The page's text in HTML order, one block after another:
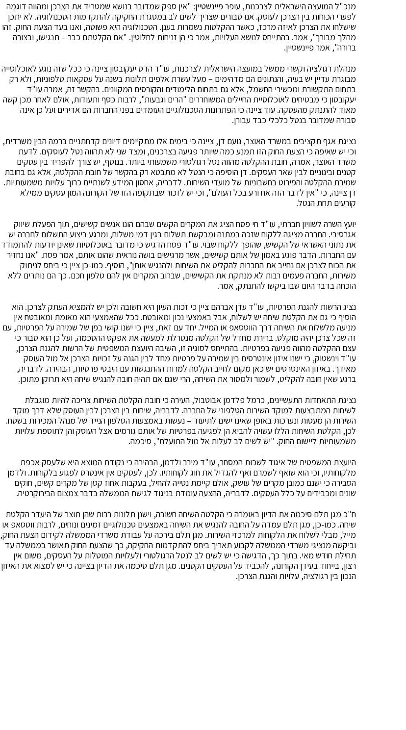
מנכ"ל המועצה הישראלית לצרכנות, עופר פיינשטיין: "אין ספק שמדובר בנושא שמטריד את הצרכן ומהווה דוגמה
לפערי הכוחות בין הצרכן לעוסק. אנו סבורים שצריך לשים לב במסגרת החקיקה להתקדמות הטכנולוגיה. לא יתכן
שישלחו את הצרכן לאיזה מרכז, כאשר ההקלטות נשמרות בענן. הטכנולוגיה היא פשוטה, ואנו בעד הצעת החוק. זהו
מהלך מבורך", אמר. בהתייחס לנושא העלויות, אמר כי הן זניחות לחלוטין. "אם הקלטתם כבר – תנגישו, ובצורה
ברורה", אמר פיינשטיין.
מנהלת רגולציה וקשרי ממשל במועצה הישראלית לצרכנות, עו"ד הדס יעקובסון ציינה כי ככל שזה נוגע לאוכלוסייה
מבוגרת עדיין יש בעיה, והנתונים הם מדהימים – מעל עשרת אלפים תלונות בשנה על עסקאות טלפוניות, ולא רק
בתחום התקשורת ומכשירי החשמל, אלא גם בתחום הלימודים והקורסים המקוונים. בהקשר זה, אמרה עו"ד
יעקובסון כי מבטיחים לאוכלוסיית החיילים המשוחררים "הרים וגבעות", לרבות כסף ותעודות, אולם לאחר מכן קשה
מאוד להתנתק מהעסקה. עוד ציינה כי הפתרונות הטכנולוגיים העומדים בפני החברות הם אדירים ועל כן אינה
סבורה שמדובר בנטל כלכלי כבד עבורן.
נציגת אגף תקציבים במשרד האוצר, נועם דן, ציינה כי בימים אלו מתקיימים דיונים קדחתניים ברמה הבין משרדית,
וכי יש שאיפה כי הצעת החוק הזו תמנע כמה שיותר פגיעה בצרכנים, ומצד שני לא תהווה נטל לעוסקים. לדעת
משרד האוצר, אמרה, חובת ההקלטה מהווה נטל רגולטורי משמעותי ביותר. בנוסף, יש צורך להפריד בין עסקים
קטנים ובינוניים לבין שאר העסקים. דן הוסיפה כי הנטל לא מתבטא רק בהקשר של חובת ההקלטה, אלא גם בחובת
שמירת ההקלטה והפירוט בחשבוניות של מועדי השיחות. לדבריה, אחסון המידע לשנתיים כרוך עלויות משמעותיות.
דן ציינה, כי "אין לדבר הזה אח ורע בכל העולם", וכי יש לזכור שבתקופה הזו של הקורונה המון עסקים ממילא
קורעים תחת הנטל.
יועץ השרה לשוויון חברתי, עו"ד חי פסח הציג את המקרים הקשים שבהם הונו אנשים קשישים, תוך הפעלת שיווק
אגרסיבי. החברה מציגה ללקוח שזכה במתנה ומבקשת תשלום בגין דמי משלוח, ומרגע ביצוע התשלום לחברה יש
את נתוני האשראי של הקשיש, שהופך ללקוח שבוי. עו"ד פסח הדגיש כי מדובר באוכלוסיות שאינן יודעות להתמודד
עם החברות. הדבר פוגע באמון של אותם קשישים, אשר מרגישים בושה נוראית שהונו אותם, אמר פסח. "אנו נחזיר
את הכוח לצרכן אם נחייב את החברות להקליט את השיחות ולהנגיש אותן", הוסיף. כמו-כן ציין כי ביחס לניתוק
משירות, החברה פעמים רבות לא מנתקת את הקשישים, שברוב המקרים אין להם טלפון חכם. כך הם נותרים ללא
הוכחה בדבר היום שבו ביקשו להתנתק, אמר.
נציג הרשות להגנת הפרטיות, עו"ד עדן אברהם ציין כי זכות העיון היא חשובה ולכן יש להמציא העתק לצרכן. הוא
הוסיף כי גם את הקלטת שיחה יש לשלוח, אבל באמצעי נכון ומאובטח. ככל שהאמצעי הוא מאומת ומאובטח אין
מניעה מלשלוח את השיחה דרך הווטסאפ או המייל. יחד עם זאת, ציין כי ישנו קושי בפן של שמירה על הפרטיות, עם
זה שכל צרכן יהיה מוקלט. ברירת מחדל של הקלטה מנטרלת למעשה את אפקט ההסכמה, ועל כן הוא סבור כי
עצם ההקלטה מהווה פגיעה בפרטיות. בהתייחס לסוגיה זו, השיבה היועצת המשפטית של הרשות להגנת הצרכן,
עו"ד וינשטוק, כי ישנו איזון אינטרסים בין שמירה על פרטיות מחד לבין הגנה על זכויות הצרכן אל מול העוסק
מאידך. באיזון האינטרסים יש כאן מקום לחייב הקלטה למרות ההתנגשות עם היבטי פרטיות, הבהירה. לדבריה,
ברגע שאין חובה להקליט, לשמור ולמסור את השיחה, הרי שגם אם תהיה חובה להנגיש שיחה היא תרוקן מתוכן.
נציגת התאחדות התעשיינים, כרמל פלדמן אבוטבול, העירה כי חובת הקלטת השיחות צריכה להיות מוגבלת
לשיחות המתבצעות למוקד השירות הטלפוני של החברה. לדבריה, שיחות בין הצרכן לבין העוסק שלא דרך מוקד
השירות הן מעטות ונערכות באופן שאינו ישים לתיעוד – נעשות באמצעות הטלפון הנייד של מנהל המכירות בשטח.
לכן, הקלטת השיחות הללו עשויה להביא הן לפגיעה בפרטיות של אותם גורמים אצל העוסק והן לתוספת עלויות
משמעותיות ליישום החוק. "יש לשים לב לעלות אל מול התועלת", סיכמה.
היועצת המשפטית של איגוד לשכות המסחר, עו"ד מירב ולדמן, הבהירה כי נקודת המוצא היא שלעסק אכפת
מלקוחותיו, וכי הוא שואף לשמרם ואף להגדיל את חוג לקוחותיו. לכן, לעסקים אין אינטרס לפגוע בלקוחות. ולדמן
הסבירה כי ישנם כמובן מקרים של עושק, אולם קיימת נטייה להחיל, בעקבות אחוז קטן של מקרים קשים, חוקים
שונים ומכבידים על כלל העסקים. לדבריה, ההצעה עומדת בניגוד לגישת הממשלה בדבר צמצום הבירוקרטיה.
ח"כ מגן תלם סיכמה את הדיון באומרה כי הקלטה השיחה חשובה, וישנן תלונות רבות שהן תוצר של היעדר הקלטת
שיחה. כמו-כן, מגן תלם עמדה על החובה להנגיש את השיחה באמצעים טכנולוגיים זמינים ונוחים, לרבות ווטסאפ או
מייל, מבלי לשלוח את הלקוחות למרכזי השירות. מגן תלם בירכה על עבודת משרדי הממשלה לקידום הצעת החוק,
וביקשה מנציגי משרדי הממשלה לקבוע תאריך ביחס להתקדמות החקיקה, כך שהצעת החוק תאושר בממשלה עד
תחילת חודש מאי. בתוך כך, הדגישה כי יש לשים לב לנטל הרגולטורי ולעלויות המוטלות על העסקים, משום אין
רצון, בייחוד בעידן הקורונה, להכביד על העסקים הקטנים. מגן תלם סיכמה את הדיון בציינה כי יש למצוא את האיזון
הנכון בין רגולציה, עלויות והגנת הצרכן.